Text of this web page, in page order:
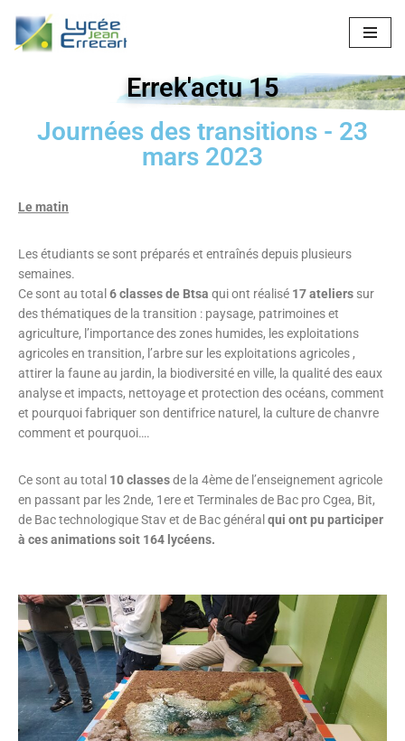
Aller
Errek'actu 15
Journées des transitions - 23
mars 2023
Le matin
Les étudiants se sont préparés et entraînés depuis plusieurs
semaines.
Ce sont au total 6 classes de Btsa qui ont réalisé 17 ateliers sur
des thématiques de la transition : paysage, patrimoines et
agriculture, l’importance des zones humides, les exploitations
agricoles en transition, l’arbre sur les exploitations agricoles ,
attirer la faune au jardin, la biodiversité en ville, la qualité des eaux
analyse et impacts, nettoyage et protection des océans, comment
et pourquoi fabriquer son dentifrice naturel, la culture de chanvre
comment et pourquoi….
Ce sont au total 10 classesde la 4ème de l’enseignement agricole
en passant par les 2nde, 1ere et Terminales de Bac pro Cgea, Bit,
de Bac technologique Stav et de Bac général qui ont pu participer
à ces animations soit 164 lycéens.